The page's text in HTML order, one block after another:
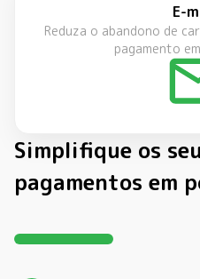
E-
Reduza o abandono de
pagamento
Simplifique os
pagamentos em